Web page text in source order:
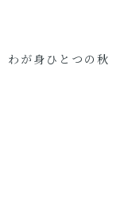
が身ひとつの秋